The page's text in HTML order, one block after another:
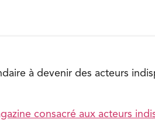
à devenir des acteurs
consacré aux acteurs